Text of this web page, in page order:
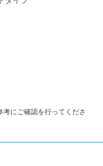
考にご確認を行ってくださ